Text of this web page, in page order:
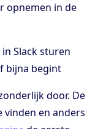
opnemen in de
Slack sturen
bijna begint
door. De
vinden en anders